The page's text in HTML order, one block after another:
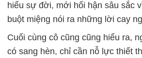
hiểu sự đời, mới hối hận sâu sắc
buột miệng nói ra những lời cay
Cuối cùng cô cũng cũng hiểu ra,
có sang hèn, chỉ cần nỗ lực thiết